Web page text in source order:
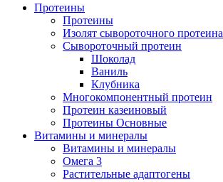
Протеины
Протеины
Изолят сывороточного протеина
Сывороточный протеин
Шоколад
Ваниль
Клубника
Многокомпонентный протеин
Протеин казеиновый
Протеины Основные
Витамины и минералы
Витамины и минералы
Омега 3
Растительные адаптогены